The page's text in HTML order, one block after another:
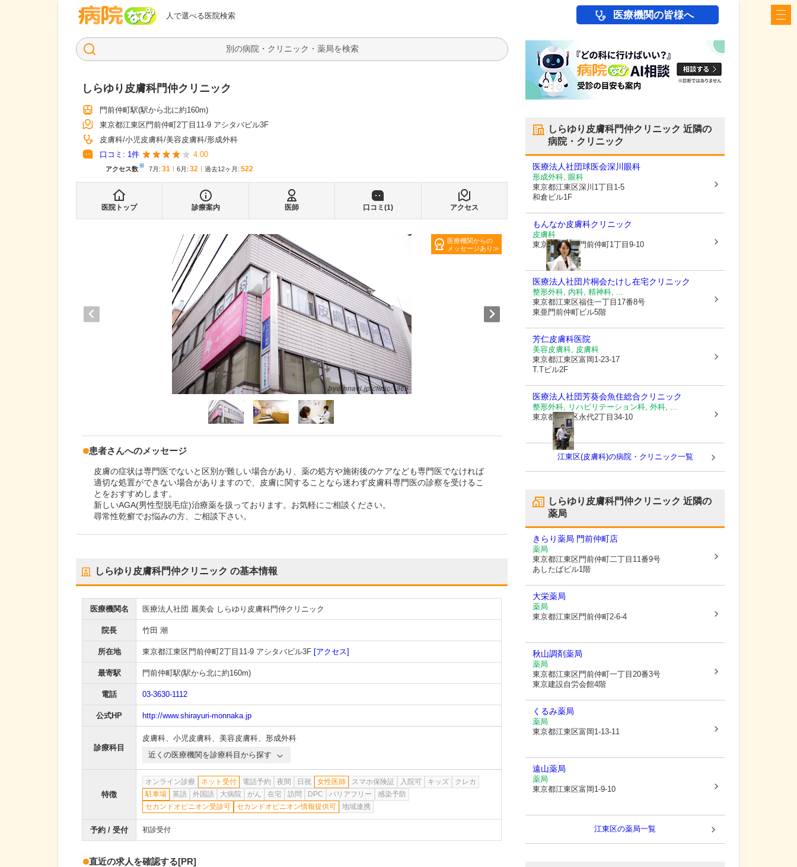
人で選べる医院検索
病院なび 医療機関の皆様へ
検索
しらゆり皮膚科門仲クリニック
門前仲町駅(駅から北に約160m)
東京都江東区門前仲町2丁目11-9 アシタバビル3F
皮膚科 小児皮膚科 美容皮膚科 形成外科
口コミ: 1件 4.00
アクセス数※ 7月 : 31 6月 : 32 過去12ヶ月: 522
医院トップ 診療案内 医師 口コミ(1) アクセス
医療機関からの
メッセージあり
患者さんへのメッセージ
皮膚の症状は専門医でないと区別が難しい場合があり、薬の処方や施術後のケアなども専門医でなければ
適切な処置ができない場合がありますので、皮膚に関することなら迷わず皮膚科専門医の診察を受けるこ
とをおすすめします。
新しいAGA(男性型脱毛症)治療薬を扱っております。お気軽にご相談ください。
尋常性乾癬でお悩みの方、ご相談下さい。
しらゆり皮膚科門仲クリニック の基本情報
医療機関名 医療法人社団 麗美会 しらゆり皮膚科門仲クリニック
院長 竹田 潮
所在地 東京都江東区門前仲町2丁目11-9 アシタバビル3F [アクセス]
最寄駅 門前仲町駅(駅から北に約160m)
電話 03-3630-1112
公式HP http://www.shirayuri-monnaka.jp
診療科目
皮膚科、 小児皮膚科、 美容皮膚科、 形成外科
近くの医療機関を診療科目から探す
特徴
オンライン診療 ネット受付 電話予約 夜間 日祝 女性医師 スマホ保険証 入院可 キッズ
クレカ
駐車場
英語 外国語 大病院 がん 在宅 訪問 DPC バリアフリー
感染予防
セカンドオピニオン受診可
セカンドオピニオン情報提供可 地域連携
予約 / 受付 初診受付
直近の求人を確認する[PR]
しらゆり皮膚科門仲クリニック 近隣の
病院・クリニック
医療法人社団球医会深川眼科
形成外科, 眼科
東京都江東区深川1丁目1-5
和倉ビル1F
もんなか皮膚科クリニック
皮膚科
東京都江東区門前仲町1丁目9-10
医療法人社団片桐会たけし在宅クリニック
整形外科, 内科, 精神科, ...
東京都江東区福住一丁目17番8号
東亜門前仲町ビル5階
芳仁皮膚科医院
美容皮膚科, 皮膚科
東京都江東区富岡1-23-17
T.Tビル2F
医療法人社団芳葵会魚住総合クリニック
整形外科, リハビリテーション科, 外科, ...
東京都江東区永代2丁目34-10
江東区(皮膚科)の病院・クリニック一覧
しらゆり皮膚科門仲クリニック 近隣の
薬局
きらり薬局 門前仲町店
薬局
東京都江東区門前仲町二丁目11番9号
あしたばビル1階
大栄薬局
薬局
東京都江東区門前仲町2-6-4
秋山調剤薬局
薬局
東京都江東区門前仲町一丁目20番3号
東京建設自労会館4階
くるみ薬局
薬局
東京都江東区富岡1-13-11
遠山薬局
薬局
東京都江東区富岡1-9-10
江東区の薬局一覧